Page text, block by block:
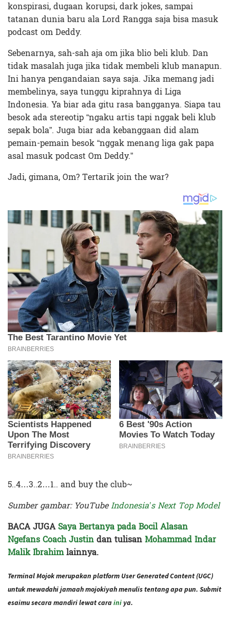
konspirasi, dugaan korupsi, dark jokes, sampai
tatanan dunia baru ala Lord Rangga saja bisa masuk
podcast om Deddy.
Sebenarnya, sah-sah aja om jika blio beli klub. Dan
tidak masalah juga jika tidak membeli klub manapun.
Ini hanya pengandaian saya saja. Jika memang jadi
membelinya, saya tunggu kiprahnya di Liga
Indonesia. Ya biar ada gitu rasa bangganya. Siapa tau
besok ada stereotip “ngaku artis tapi nggak beli klub
sepak bola”. Juga biar ada kebanggaan did alam
pemain-pemain besok “nggak menang liga gak papa
asal masuk podcast Om Deddy.”
Jadi, gimana, Om? Tertarik join the war?
5..4…3..2…1.. and buy the club~
Sumber gambar: YouTubeIndonesia’s Next Top Model
BACA JUGA Saya Bertanya pada Bocil Alasan
Ngefans Coach Justindan tulisanMohammad Indar
Malik Ibrahimlainnya.
Terminal Mojok merupakan platform User Generated Content (UGC)
untuk mewadahi jamaah mojokiyah menulis tentang apa pun. Submit
esaimu secara mandiri lewat caraini ya.